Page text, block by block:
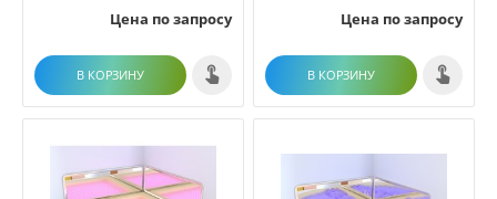
Цена по запросу
В КОРЗИНУ
Цена по запросу
В КОРЗИНУ